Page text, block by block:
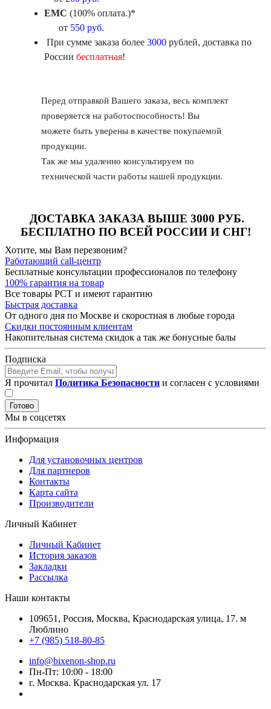
ЕМС (100% оплата.)*
от 550 руб.
При сумме заказа более 3000 рублей, доставка по
России бесплатная!
Перед отправкой Вашего заказа, весь комплект
проверяется на работоспособность! Вы
можете быть уверены в качестве покупаемой
продукции.
Так же мы удаленно консультируем по
технической части работы нашей продукции.
ДОСТАВКА ЗАКАЗА ВЫШЕ 3000 РУБ.
БЕСПЛАТНО ПО ВСЕЙ РОССИИ И СНГ!
Хотите, мы Вам перезвоним?
Работающий call-центр
Бесплатные консультации профессионалов по телефону
100% гарантия на товар
Все товары РСТ и имеют гарантию
Быстрая доставка
От одного дня по Москве и скоростная в любые города
Скидки постоянным клиентам
Накопительная система скидок а так же бонусные балы
Подписка
Я прочитал Политика Безопасности и согласен с условиями
Готово
Мы в соцсетях
Информация
Для установочных центров
Для партнеров
Контакты
Карта сайта
Производители
Личный Кабинет
Личный Кабинет
История заказов
Закладки
Рассылка
Наши контакты
109651, Россия, Москва, Краснодарская улица, 17. м
Люблино
+7 (985) 518-80-85
info@bixenon-shop.ru
Пн-Пт: 10:00 - 18:00
г. Москва. Краснодарская ул. 17